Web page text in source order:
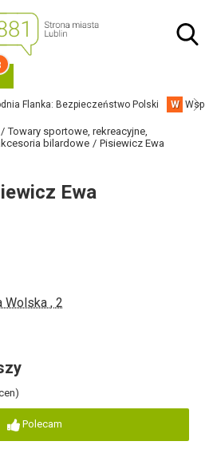
Flanka: Bezpieczeństwo Polski W
Towary sportowe, rekreacyjne,
bilardowe Pisiewicz Ewa
Ewa
Wolska , 2
Polecam